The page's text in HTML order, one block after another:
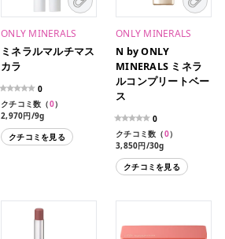
ONLY MINERALS
ミネラルマルチマス
カラ
0
クチコミ数（0）
2,970円/9g
クチコミを見る
ONLY MINERALS
N by ONLY
MINERALS ミネラ
ルコンプリートベー
ス
0
クチコミ数（0）
3,850円/30g
クチコミを見る